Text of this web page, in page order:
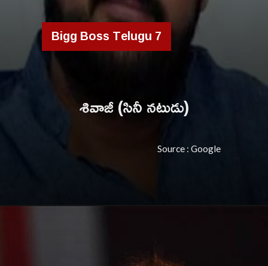
Bigg Boss Telugu 7
శివాజీ (సినీ నటుడు)
Source : Google